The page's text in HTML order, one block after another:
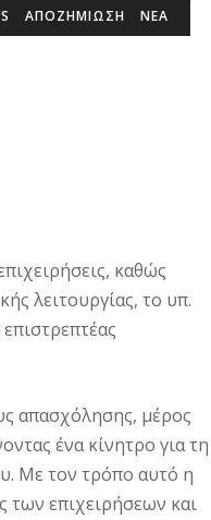
ΑΠΟΖΗΜΙΩΣΗ ΝΕΑ
καθώς
λειτουργίας, το υπ.
απασχόλησης, μέρος
ένα κίνητρο για τη
Με τον τρόπο αυτό η
των επιχειρήσεων και